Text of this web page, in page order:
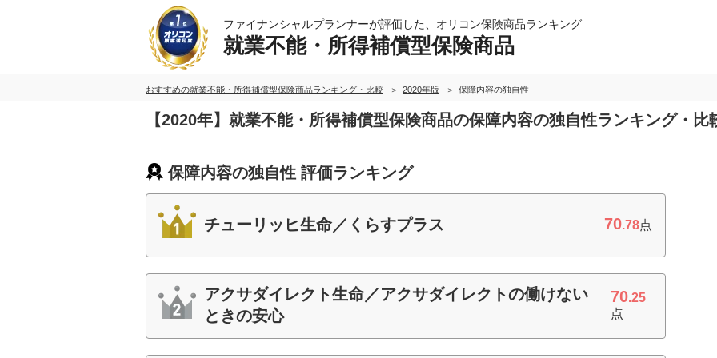
ファイナンシャルプランナーが評価した、オリコン保険商品ランキング
就業不能・所得補償型保険商品
おすすめの就業不能・所得補償型保険商品ランキング・比較 2020年版 保障内容の独自性
【2020年】就業不能・所得補償型保険商品の保障内容の独自性ランキング・比
保障内容の独自性 評価ランキング
チューリッヒ生命／くらすプラス 70.78点
アクサダイレクト生命／アクサダイレクトの働けない
ときの安心
70.25
点